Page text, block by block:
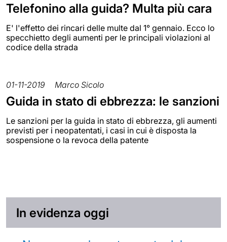
Telefonino alla guida? Multa più cara
E' l'effetto dei rincari delle multe dal 1° gennaio. Ecco lo
specchietto degli aumenti per le principali violazioni al
codice della strada
01-11-2019 Marco Sicolo
Guida in stato di ebbrezza: le sanzioni
Le sanzioni per la guida in stato di ebbrezza, gli aumenti
previsti per i neopatentati, i casi in cui è disposta la
sospensione o la revoca della patente
In evidenza oggi